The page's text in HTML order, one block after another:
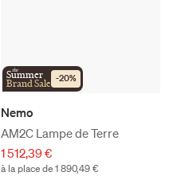
the
Summer
Brand Sale -20%
Nemo
AM2C Lampe de Terre
1 512,39 €
à la place de 1 890,49 €